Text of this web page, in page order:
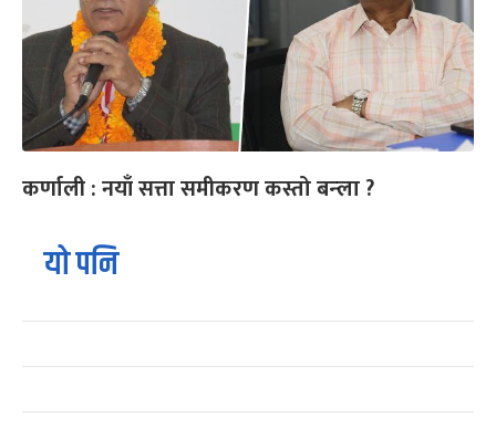
कर्णाली : नयाँ सत्ता समीकरण कस्तो बन्ला ?
यो पनि